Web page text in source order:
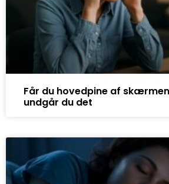
Får du hovedpine af
undgår du det